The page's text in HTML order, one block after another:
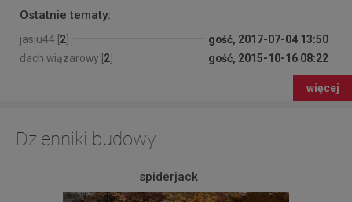
Ostatnie tematy:
jasiu44 [ 2
gość, 2017-07-04 13:50
dach wiązarowy [ 2 gość, 2015-10-16 08:22
więcej
Dzienniki budowy
spiderjack